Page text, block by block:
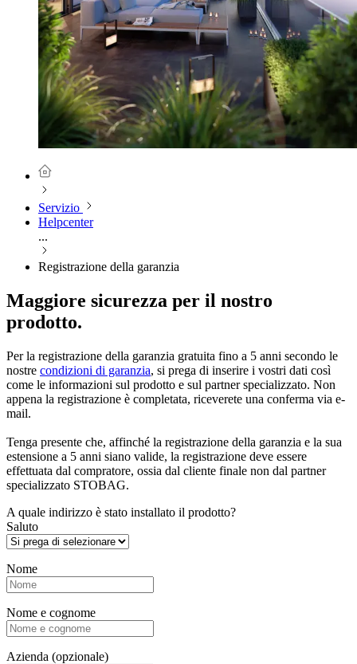
Servizio
Helpcenter
...
Registrazione della garanzia
Maggiore sicurezza per il nostro
prodotto.
Per la registrazione della garanzia gratuita fino a 5 anni secondo le
nostre condizioni di garanzia, si prega di inserire i vostri dati così
come le informazioni sul prodotto e sul partner specializzato. Non
appena la registrazione è completata, riceverete una conferma via e-
mail.
Tenga presente che, affinché la registrazione della garanzia e la sua
estensione a 5 anni siano valide, la registrazione deve essere
effettuata dal compratore, ossia dal cliente finale non dal partner
specializzato STOBAG.
A quale indirizzo è stato installato il prodotto?
Saluto
Nome
Nome e cognome
Azienda (opzionale)